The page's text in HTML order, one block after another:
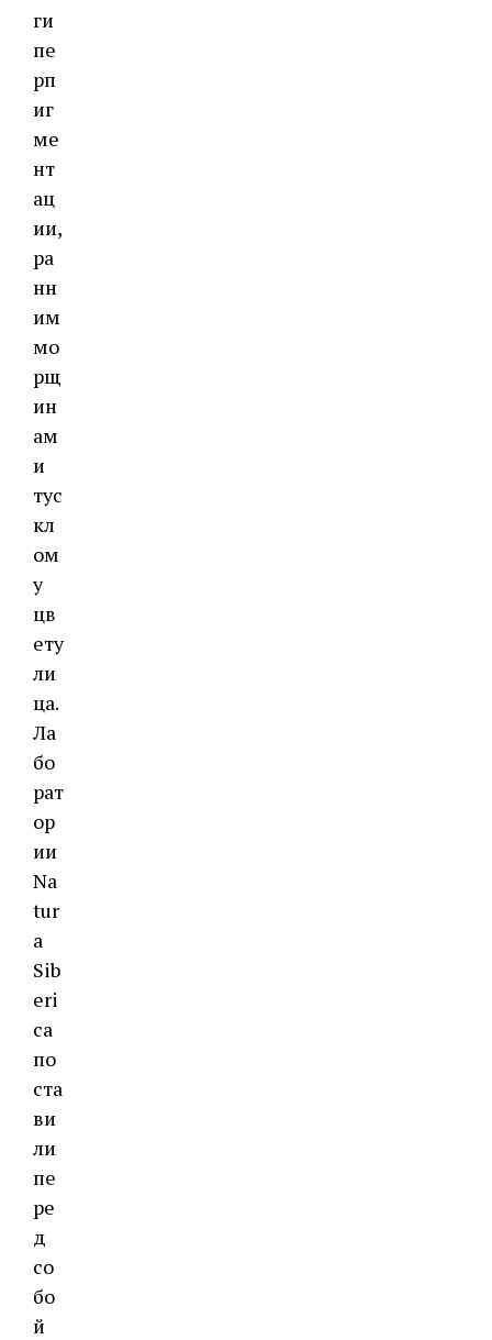
ги
пе
рп
иг
ме
нт
ац
ии,
ра
нн
им
мо
рщ
ин
ам
и
тус
кл
ом
у
цв
ету
ли
ца.
Ла
бо
рат
ор
ии
Na
tur
a
Sib
eri
ca
по
ста
ви
ли
пе
ре
д
со
бо
й